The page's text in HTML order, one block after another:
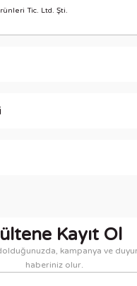
Tic. Ltd. Şti.
için teşekkür ederiz.
bozuk veya görüntülenemiyor.
Kayıt Ol
kampanya ve
haberiniz olur.